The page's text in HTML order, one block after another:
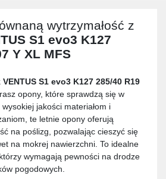
wytrzymałość z
S1 evo3 K127
Y XL MFS
S1 evo3 K127 285/40 R19
opony, które sprawdzą się w
jakości materiałom i
te letnie opony oferują
na poślizg, pozwalając cieszyć się
na mokrej nawierzchni. To idealne
wymagają pewności na drodze
pogodowych.